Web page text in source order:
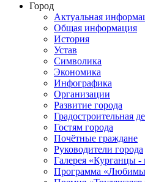
Город
Актуальная
Общая информация
История
Устав
Символика
Экономика
Инфографика
Организации
Развитие города
Градостроительная
Гостям города
Почётные граждане
Руководители города
Галерея «Курганцы -
Программа